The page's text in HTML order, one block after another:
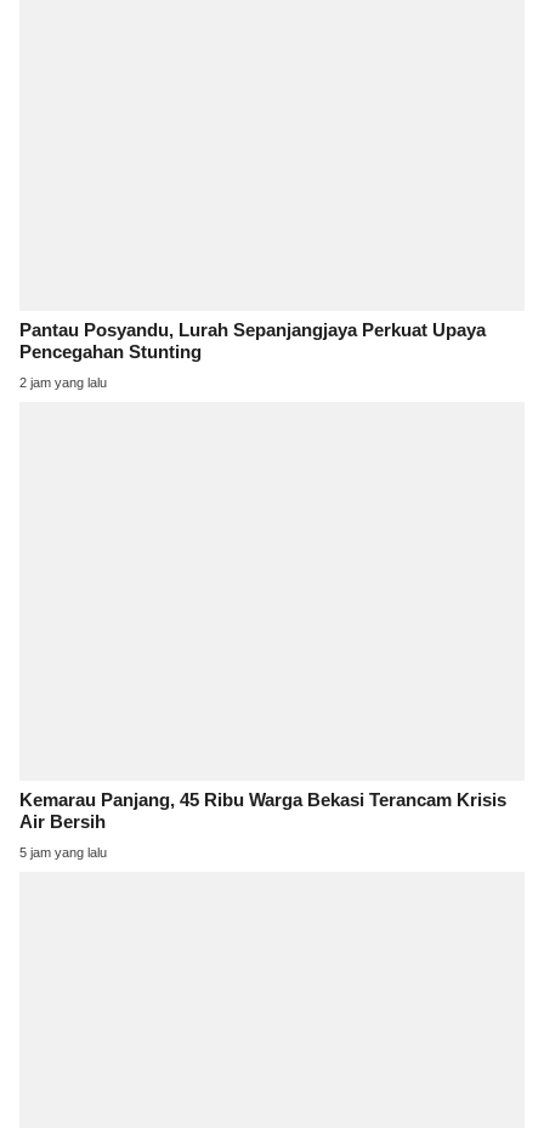
Pantau Posyandu, Lurah Sepanjangjaya Perkuat Upaya
Pencegahan Stunting
2 jam yang lalu
Kemarau Panjang, 45 Ribu Warga Bekasi Terancam Krisis
Air Bersih
5 jam yang lalu